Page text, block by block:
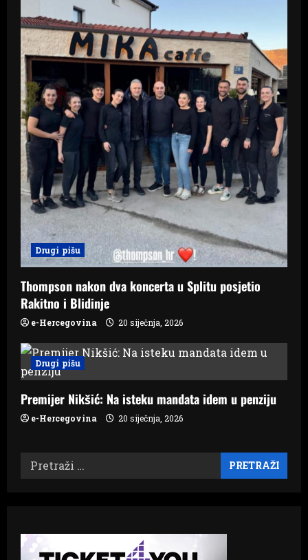
Drugi pišu
Thompson nakon dva koncerta u Splitu posjetio
Rakitno i Blidinje
e-Hercegovina 20 siječnja, 2026
Drugi pišu
Premijer Nikšić: Na isteku mandata idem u penziju
e-Hercegovina 20 siječnja, 2026
Pretraži: